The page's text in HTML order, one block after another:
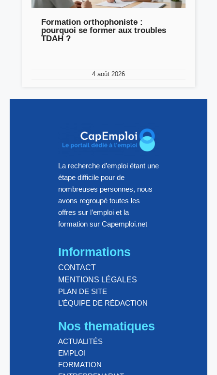
Formation orthophoniste :
pourquoi se former aux troubles
TDAH ?
4 août 2026
La recherche d’emploi étant une
étape difficile pour de
nombreuses personnes, nous
avons regroupé toutes les
offres sur l’emploi et la
formation sur Capemploi.net
Informations
CONTACT
MENTIONS LÉGALES
PLAN DE SITE
L’ÉQUIPE DE RÉDACTION
Nos thematiques
ACTUALITÉS
EMPLOI
FORMATION